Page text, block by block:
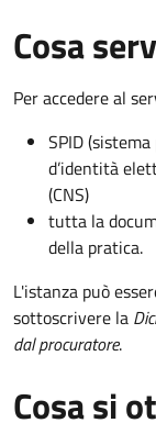
Cosa
Per accedere al
SPID
d’identità
(CNS)
tutta la
della pratica.
L'istanza può
sottoscrivere la
dal procuratore.
Cosa si